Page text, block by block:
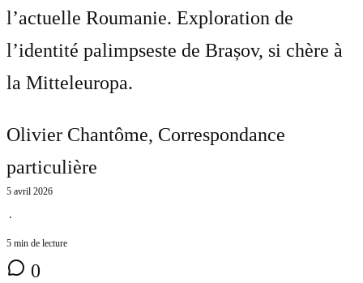
l’actuelle Roumanie. Exploration de
l’identité palimpseste de Brașov, si chère à
la Mitteleuropa.
Olivier Chantôme, Correspondance
particulière
5 avril 2026
⋅
5 min de lecture
0